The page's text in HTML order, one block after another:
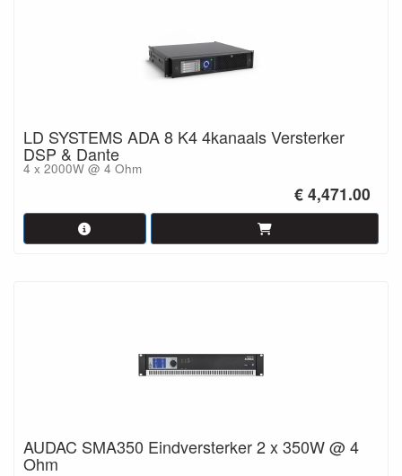
LD SYSTEMS ADA 8 K4 4kanaals Versterker
DSP & Dante
4 x 2000W @ 4 Ohm
€ 4,471.00
AUDAC SMA350 Eindversterker 2 x 350W @ 4
Ohm